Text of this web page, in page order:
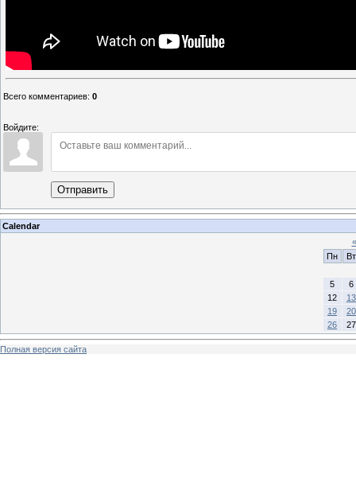
Всего комментариев: 0
Войдите:
Отправить
Calendar
«
Пн
Вт
5
6
12
13
19
20
26
27
Полная версия сайта